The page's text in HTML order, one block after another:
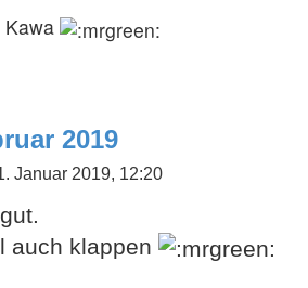
2019
Januar 2019, 12:20
auch klappen